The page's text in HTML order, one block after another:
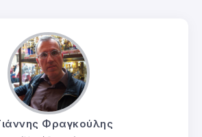
Φραγκούλης